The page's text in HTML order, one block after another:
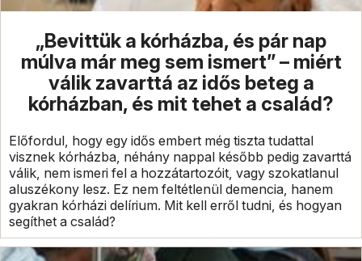
„Bevittük a kórházba, és pár nap
múlva már meg sem ismert” – miért
válik zavarttá az idős beteg a
kórházban, és mit tehet a család?
Előfordul, hogy egy idős embert még tiszta tudattal
visznek kórházba, néhány nappal később pedig zavarttá
válik, nem ismeri fel a hozzátartozóit, vagy szokatlanul
aluszékony lesz. Ez nem feltétlenül demencia, hanem
gyakran kórházi delírium. Mit kell erről tudni, és hogyan
segíthet a család?